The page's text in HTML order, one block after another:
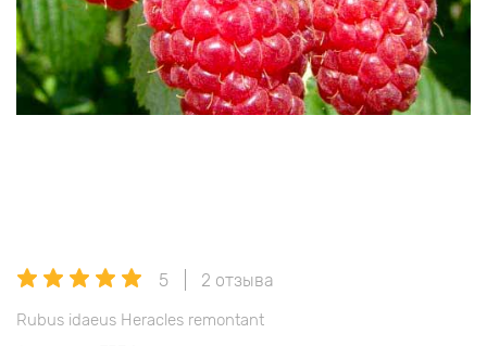
5 2 отзыва
Rubus idaeus Heracles remontant